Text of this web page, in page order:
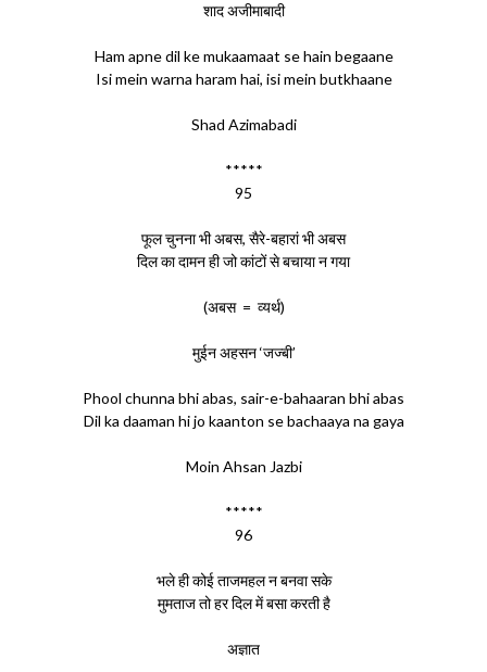
शाद अजीमाबादी
Ham apne dil ke mukaamaat se hain begaane
Isi mein warna haram hai, isi mein butkhaane
Shad Azimabadi
*****
95
फूल चुनना भी अबस, सैरे-बहारां भी अबस
दिल का दामन ही जो कांटों से बचाया न गया
(अबस = व्यर्थ)
मुईन अहसन ‘जज्बी’
Phool chunna bhi abas, sair-e-bahaaran bhi abas
Dil ka daaman hi jo kaanton se bachaaya na gaya
Moin Ahsan Jazbi
*****
96
भले ही कोई ताजमहल न बनवा सके
मुमताज तो हर दिल में बसा करती है
अज्ञात